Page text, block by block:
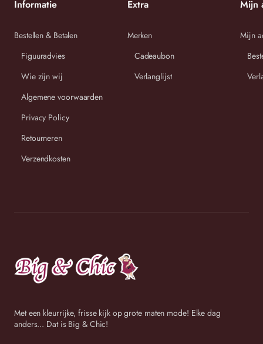
afmetingen en vergelijk deze dan met onze maattabel.
Maat:
oksel in cm:
One Size
Informatie
Bestellen & Betalen
Figuuradvies
Wie zijn wij
Algemene voorwaarden
Privacy Policy
Retourneren
Verzendkosten
Extra
Merken
Cadeaubon
Verlanglijst
Mijn
Mijn
Met een kleurrijke, frisse kijk op grote maten mode! Elke dag
anders... Dat is Big & Chic!